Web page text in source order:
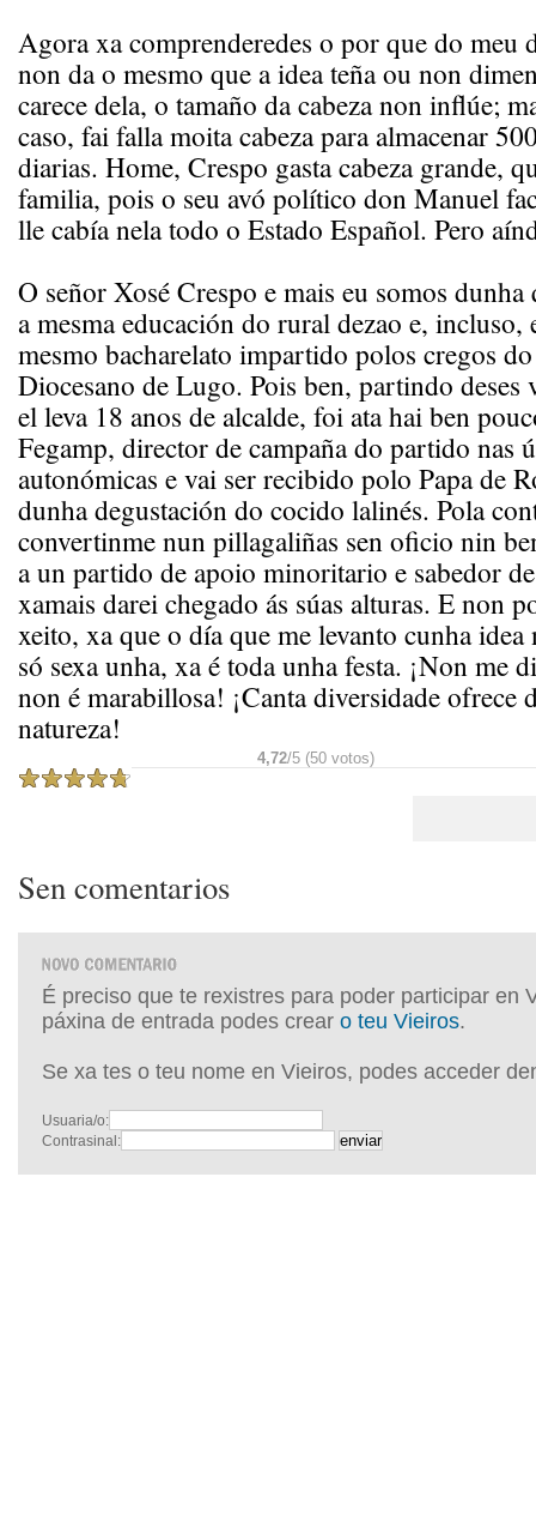
Agora xa comprenderedes o por que do meu
non da o mesmo que a idea teña ou non
carece dela, o tamaño da cabeza non inflúe;
caso, fai falla moita cabeza para almacenar
diarias. Home, Crespo gasta cabeza grande,
familia, pois o seu avó político don Manuel
lle cabía nela todo o Estado Español. Pero
O señor Xosé Crespo e mais eu somos
a mesma educación do rural dezao e, incluso,
mesmo bacharelato impartido polos cregos
Diocesano de Lugo. Pois ben, partindo
el leva 18 anos de alcalde, foi ata hai ben
Fegamp, director de campaña do partido nas
autonómicas e vai ser recibido polo Papa de
dunha degustación do cocido lalinés. Pola
convertinme nun pillagaliñas sen oficio nin
a un partido de apoio minoritario e sabedor
xamais darei chegado ás súas alturas. E non
xeito, xa que o día que me levanto cunha idea
só sexa unha, xa é toda unha festa. ¡Non me
non é marabillosa! ¡Canta diversidade ofrece
natureza!
4,72/5 (50 votos)
Sen comentarios
É preciso que te rexistres para poder participar en
páxina de entrada podes crear o teu Vieiros.
Se xa tes o teu nome en Vieiros, podes acceder
Usuaria/o:
Contrasinal: